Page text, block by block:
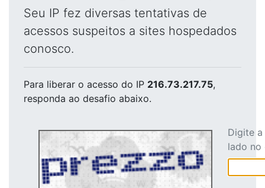
Seu IP fez diversas tentativas de
acessos suspeitos a sites hospedados
conosco.
Para liberar o acesso do IP 216.73.217.75,
responda ao desafio abaixo.
Digite
lado no